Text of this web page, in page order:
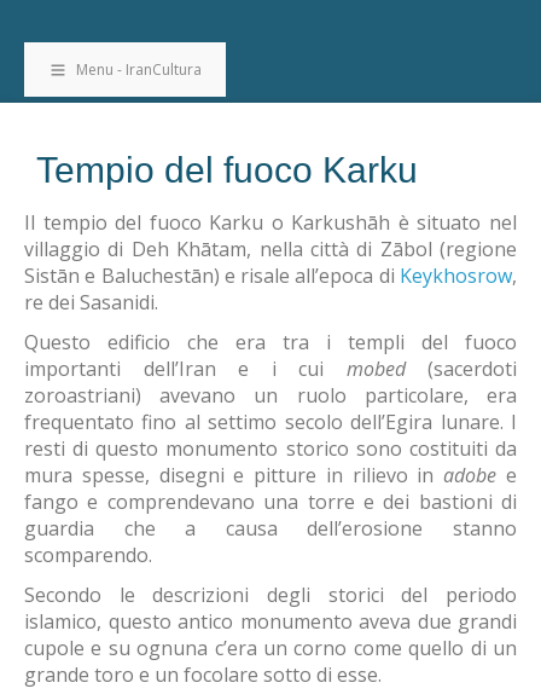
Menu - IranCultura
Tempio del fuoco Karku
Il tempio del fuoco Karku o Karkushāh è situato nel
villaggio di Deh Khātam, nella città di Zābol (regione
Sistān e Baluchestān) e risale all’epoca di Keykhosrow,
re dei Sasanidi.
Questo edificio che era tra i templi del fuoco
importanti dell’Iran e i cui mobed(sacerdoti
zoroastriani) avevano un ruolo particolare, era
frequentato fino al settimo secolo dell’Egira lunare. I
resti di questo monumento storico sono costituiti da
mura spesse, disegni e pitture in rilievo inadobe e
fango e comprendevano una torre e dei bastioni di
guardia che a causa dell’erosione stanno
scomparendo.
Secondo le descrizioni degli storici del periodo
islamico, questo antico monumento aveva due grandi
cupole e su ognuna c’era un corno come quello di un
grande toro e un focolare sotto di esse.